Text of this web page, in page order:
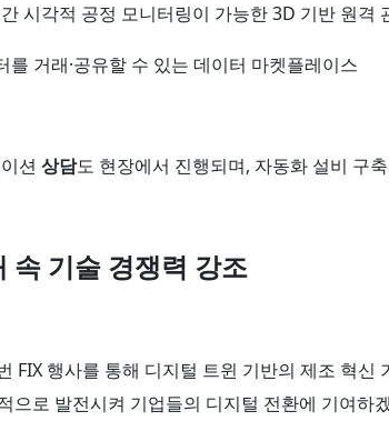
시각적 공정 모니터링이 가능한 3D 기반 원격
를 거래·공유할 수 있는 데이터 마켓플레이스
션 상담도 현장에서 진행되며, 자동화 설비 구
속 기술 경쟁력 강조
FIX 행사를 통해 디지털 트윈 기반의 제조 혁
으로 발전시켜 기업들의 디지털 전환에 기여하